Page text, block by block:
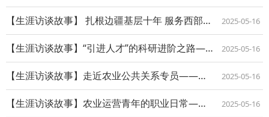
【生涯访谈故事】 扎根边疆基层十年 服务西部乡村振兴——访优秀校友劳红玉 2025-05-16
【生涯访谈故事】“引进人才”的科研进阶之路——访优秀校友马友福 2025-05-16
【生涯访谈故事】走近农业公共关系专员——访优秀校友樊安利 2025-05-16
【生涯访谈故事】农业运营青年的职业日常——访施鑫楠 2025-05-16